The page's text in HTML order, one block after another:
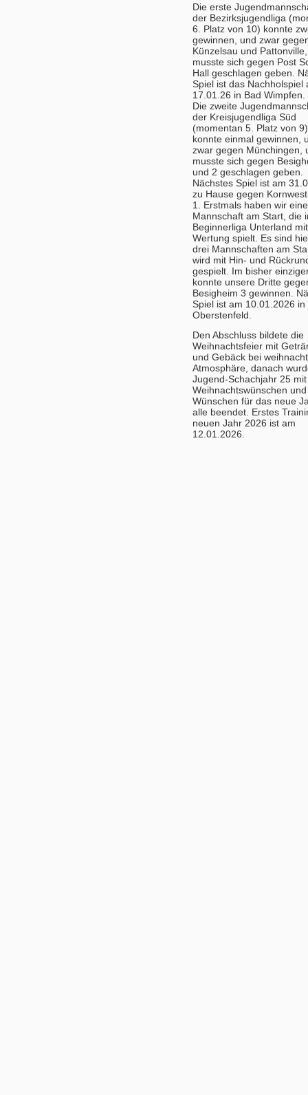
Die erste
der Bezirksjugendliga
6. Platz von 10) konnte
gewinnen, und zwar
Künzelsau und
musste sich gegen Post
Hall geschlagen geben.
Spiel ist das Nachholspiel
17.01.26 in Bad Wimpfen.
Die zweite
der Kreisjugendliga Süd
(momentan 5. Platz von 9)
konnte einmal gewinnen,
zwar gegen Münchingen,
musste sich gegen
und 2 geschlagen geben.
Nächstes Spiel ist am
zu Hause gegen
1. Erstmals haben wir
Mannschaft am Start, die
Beginnerliga Unterland
Wertung spielt. Es sind
drei Mannschaften am
wird mit Hin- und
gespielt. Im bisher
konnte unsere Dritte
Besigheim 3 gewinnen.
Spiel ist am 10.01.2026 in
Oberstenfeld.
Den Abschluss bildete die
Weihnachtsfeier mit
und Gebäck bei
Atmosphäre, danach
Jugend-Schachjahr 25 mit
Weihnachtswünschen und
Wünschen für das neue
alle beendet. Erstes
neuen Jahr 2026 ist am
12.01.2026.